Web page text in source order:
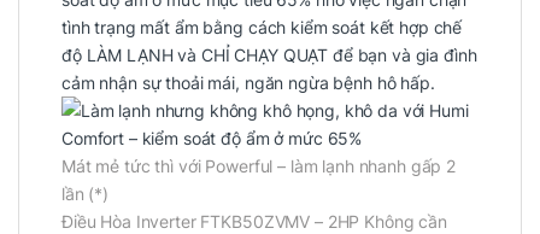
tình trạng mất ẩm bằng cách kiểm soát kết hợp chế
độ LÀM LẠNH và CHỈ CHẠY QUẠT để bạn và gia đình
cảm nhận sự thoải mái, ngăn ngừa bệnh hô hấp.
Mát mẻ tức thì với Powerful – làm lạnh nhanh gấp 2
lần (*)
Điều Hòa Inverter FTKB50ZVMV – 2HP Không cần